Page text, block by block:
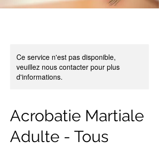
Ce service n'est pas disponible,
veuillez nous contacter pour plus
d'informations.
Acrobatie Martiale
Adulte - Tous